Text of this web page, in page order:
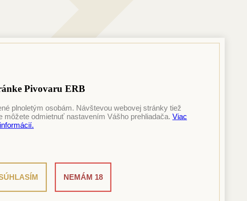
Pivovaru ERB
plnoletým osobám. Návštevou webovej stránky tiež
odmietnuť nastavením Vášho prehliadača. Viac
informácií.
NEMÁM 18